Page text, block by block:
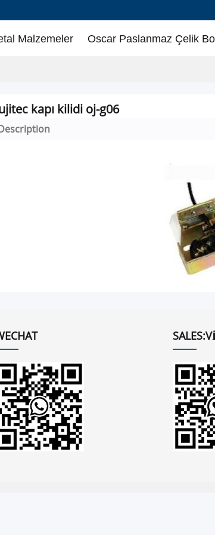
Malzemeler Oscar Paslanmaz Çelik
kapı kilidi oj-g06